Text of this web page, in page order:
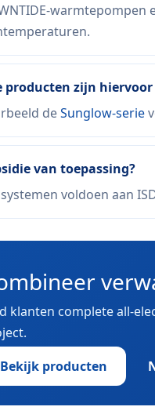
producten zijn
deSunglow-serie
van toepassing?
systemen voldoen aan
klanten complete all-
Bekijk producten